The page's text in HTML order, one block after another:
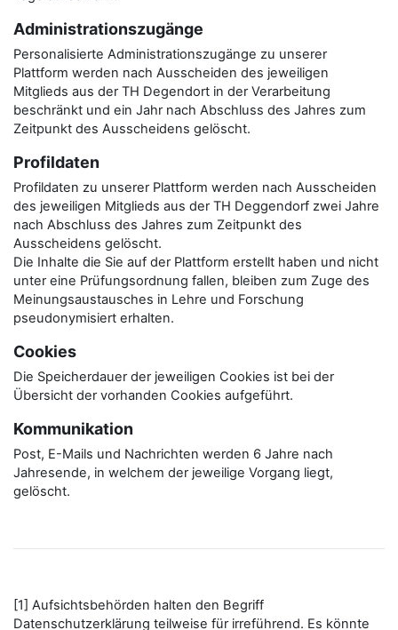
Administrationszugänge
Personalisierte Administrationszugänge zu unserer
Plattform werden nach Ausscheiden des jeweiligen
Mitglieds aus der TH Degendort in der Verarbeitung
beschränkt und ein Jahr nach Abschluss des Jahres zum
Zeitpunkt des Ausscheidens gelöscht.
Profildaten
Profildaten zu unserer Plattform werden nach Ausscheiden
des jeweiligen Mitglieds aus der TH Deggendorf zwei Jahre
nach Abschluss des Jahres zum Zeitpunkt des
Ausscheidens gelöscht.
Die Inhalte die Sie auf der Plattform erstellt haben und nicht
unter eine Prüfungsordnung fallen, bleiben zum Zuge des
Meinungsaustausches in Lehre und Forschung
pseudonymisiert erhalten.
Cookies
Die Speicherdauer der jeweiligen Cookies ist bei der
Übersicht der vorhanden Cookies aufgeführt.
Kommunikation
Post, E-Mails und Nachrichten werden 6 Jahre nach
Jahresende, in welchem der jeweilige Vorgang liegt,
gelöscht.
[1] Aufsichtsbehörden halten den Begriff
Datenschutzerklärung teilweise für irreführend. Es könnte